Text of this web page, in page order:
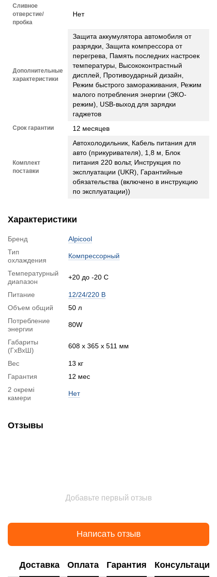
Сливное
отверстие/
пробка
Нет
Дополнительные
характеристики
Защита аккумулятора автомобиля от
разрядки, Защита компрессора от
перегрева, Память последних настроек
температуры, Высококонтрастный
дисплей, Противоударный дизайн,
Режим быстрого замораживания, Режим
малого потребления энергии (ЭКО-
режим), USB-выход для зарядки
гаджетов
Срок гарантии 12 месяцев
Комплект
поставки
Автохолодильник, Кабель питания для
авто (прикуривателя), 1,8 м, Блок
питания 220 вольт, Инструкция по
эксплуатации (UKR), Гарантийные
обязательства (включено в инструкцию
по эксплуатации))
Характеристики
Бренд
Alpicool
Тип
охлаждения
Компрессорный
Температурный
диапазон
+20 до -20 С
Питание
12/24/220 В
Объем общий
50 л
Потребление
энергии
80W
Габариты
(ГхВхШ)
608 х 365 х 511 мм
Вес
13 кг
Гарантия
12 мес
2 окремі
камери
Нет
Отзывы
Добавьте первый отзыв
Написать отзыв
Доставка Оплата Гарантия Консультация